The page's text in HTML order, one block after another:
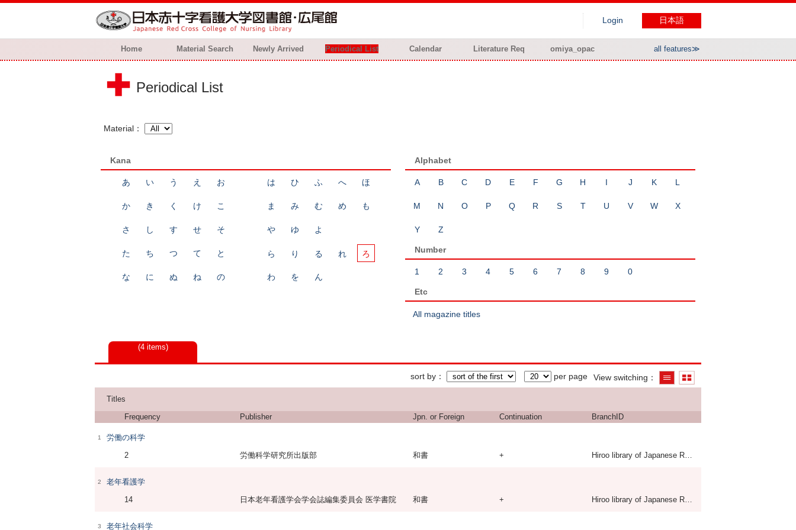
Login 日本語
Home Material Search Newly Arrived Periodical List Calendar Literature Req omiya_opac all features≫
Periodical List
Material
Kana
あ い う え お
か き く け こ
さ し す せ そ
た ち つ て と
な に ぬ ね の
は ひ ふ へ ほ
ま み む め も
や ゆ よ
ら り る れ ろ
わ を ん
Alphabet
A B C D E F G H I J K L
M N O P Q R S T U V W X
Y Z
Number
1 2 3 4 5 6 7 8 9 0
Etc
All magazine titles
4 items
sort by View switching
per page
Titles
Frequency
Publisher Jpn. or Foreign Continuation BranchID
1
労働の科学
2
労働科学研究所出版部 和書 + Hiroo library of Japanese Red Cross College of Nursing
2
老年看護学
14
日本老年看護学会学会誌編集委員会 医学書院 和書 + Hiroo library of Japanese Red Cross College of Nursing
3 老年社会科学